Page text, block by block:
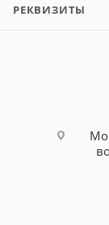
РЕКВИЗИТЫ